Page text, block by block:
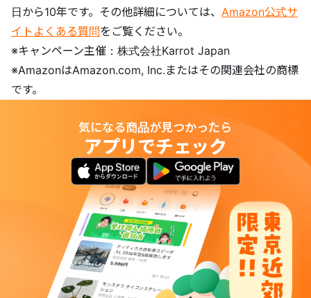
日から10年です。その他詳細については、 Amazon公式サ
イトよくある質問をご覧ください。
※キャンペーン主催：株式会社Karrot Japan
※AmazonはAmazon.com, Inc.またはその関連会社の商標
です。
気になる商品が見つかったら
アプリでチェック